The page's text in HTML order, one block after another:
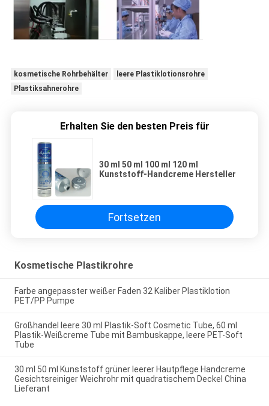
kosmetische Rohrbehälter
leere Plastiklotionsrohre
Plastiksahnerohre
Erhalten Sie den besten Preis für
30 ml 50 ml 100 ml 120 ml
Kunststoff-Handcreme Hersteller
Fortsetzen
Kosmetische Plastikrohre
Farbe angepasster weißer Faden 32 Kaliber Plastiklotion
PET/PP Pumpe
Großhandel leere 30 ml Plastik-Soft Cosmetic Tube, 60 ml
Plastik-Weißcreme Tube mit Bambuskappe, leere PET-Soft
Tube
30 ml 50 ml Kunststoff grüner leerer Hautpflege Handcreme
Gesichtsreiniger Weichrohr mit quadratischem Deckel China
Lieferant